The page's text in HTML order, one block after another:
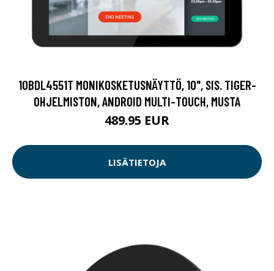
10BDL4551T MONIKOSKETUSNÄYTTÖ, 10", SIS. TIGER-
OHJELMISTON, ANDROID MULTI-TOUCH, MUSTA
489.95 EUR
LISÄTIETOJA